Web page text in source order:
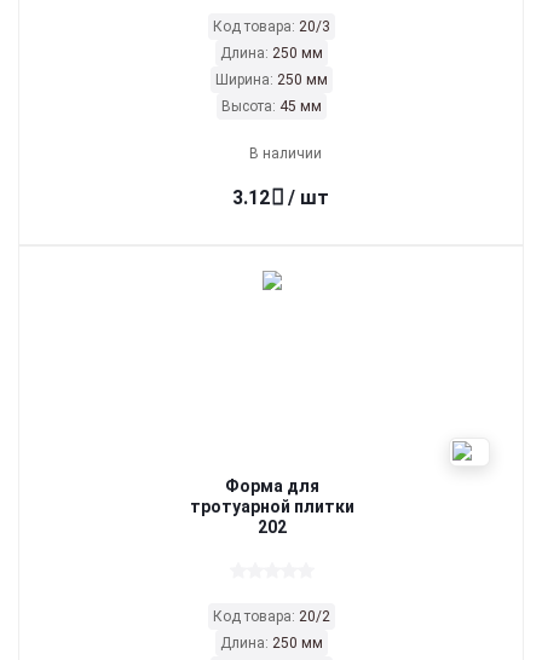
Код товара: 20/3
Длина: 250 мм
Ширина: 250 мм
Высота: 45 мм
В наличии
3.12 / шт
Форма для
тротуарной плитки
202
Код товара: 20/2
Длина: 250 мм